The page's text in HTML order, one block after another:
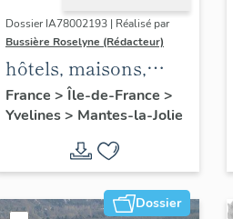
Dossier IA78002193 | Réalisé par
Bussière Roselyne (Rédacteur)
hôtels, maisons,
immeubles
France > Île-de-France >
Yvelines> Mantes-la-Jolie
Dossier